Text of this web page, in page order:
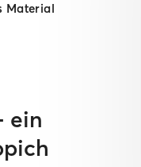
Material
ein